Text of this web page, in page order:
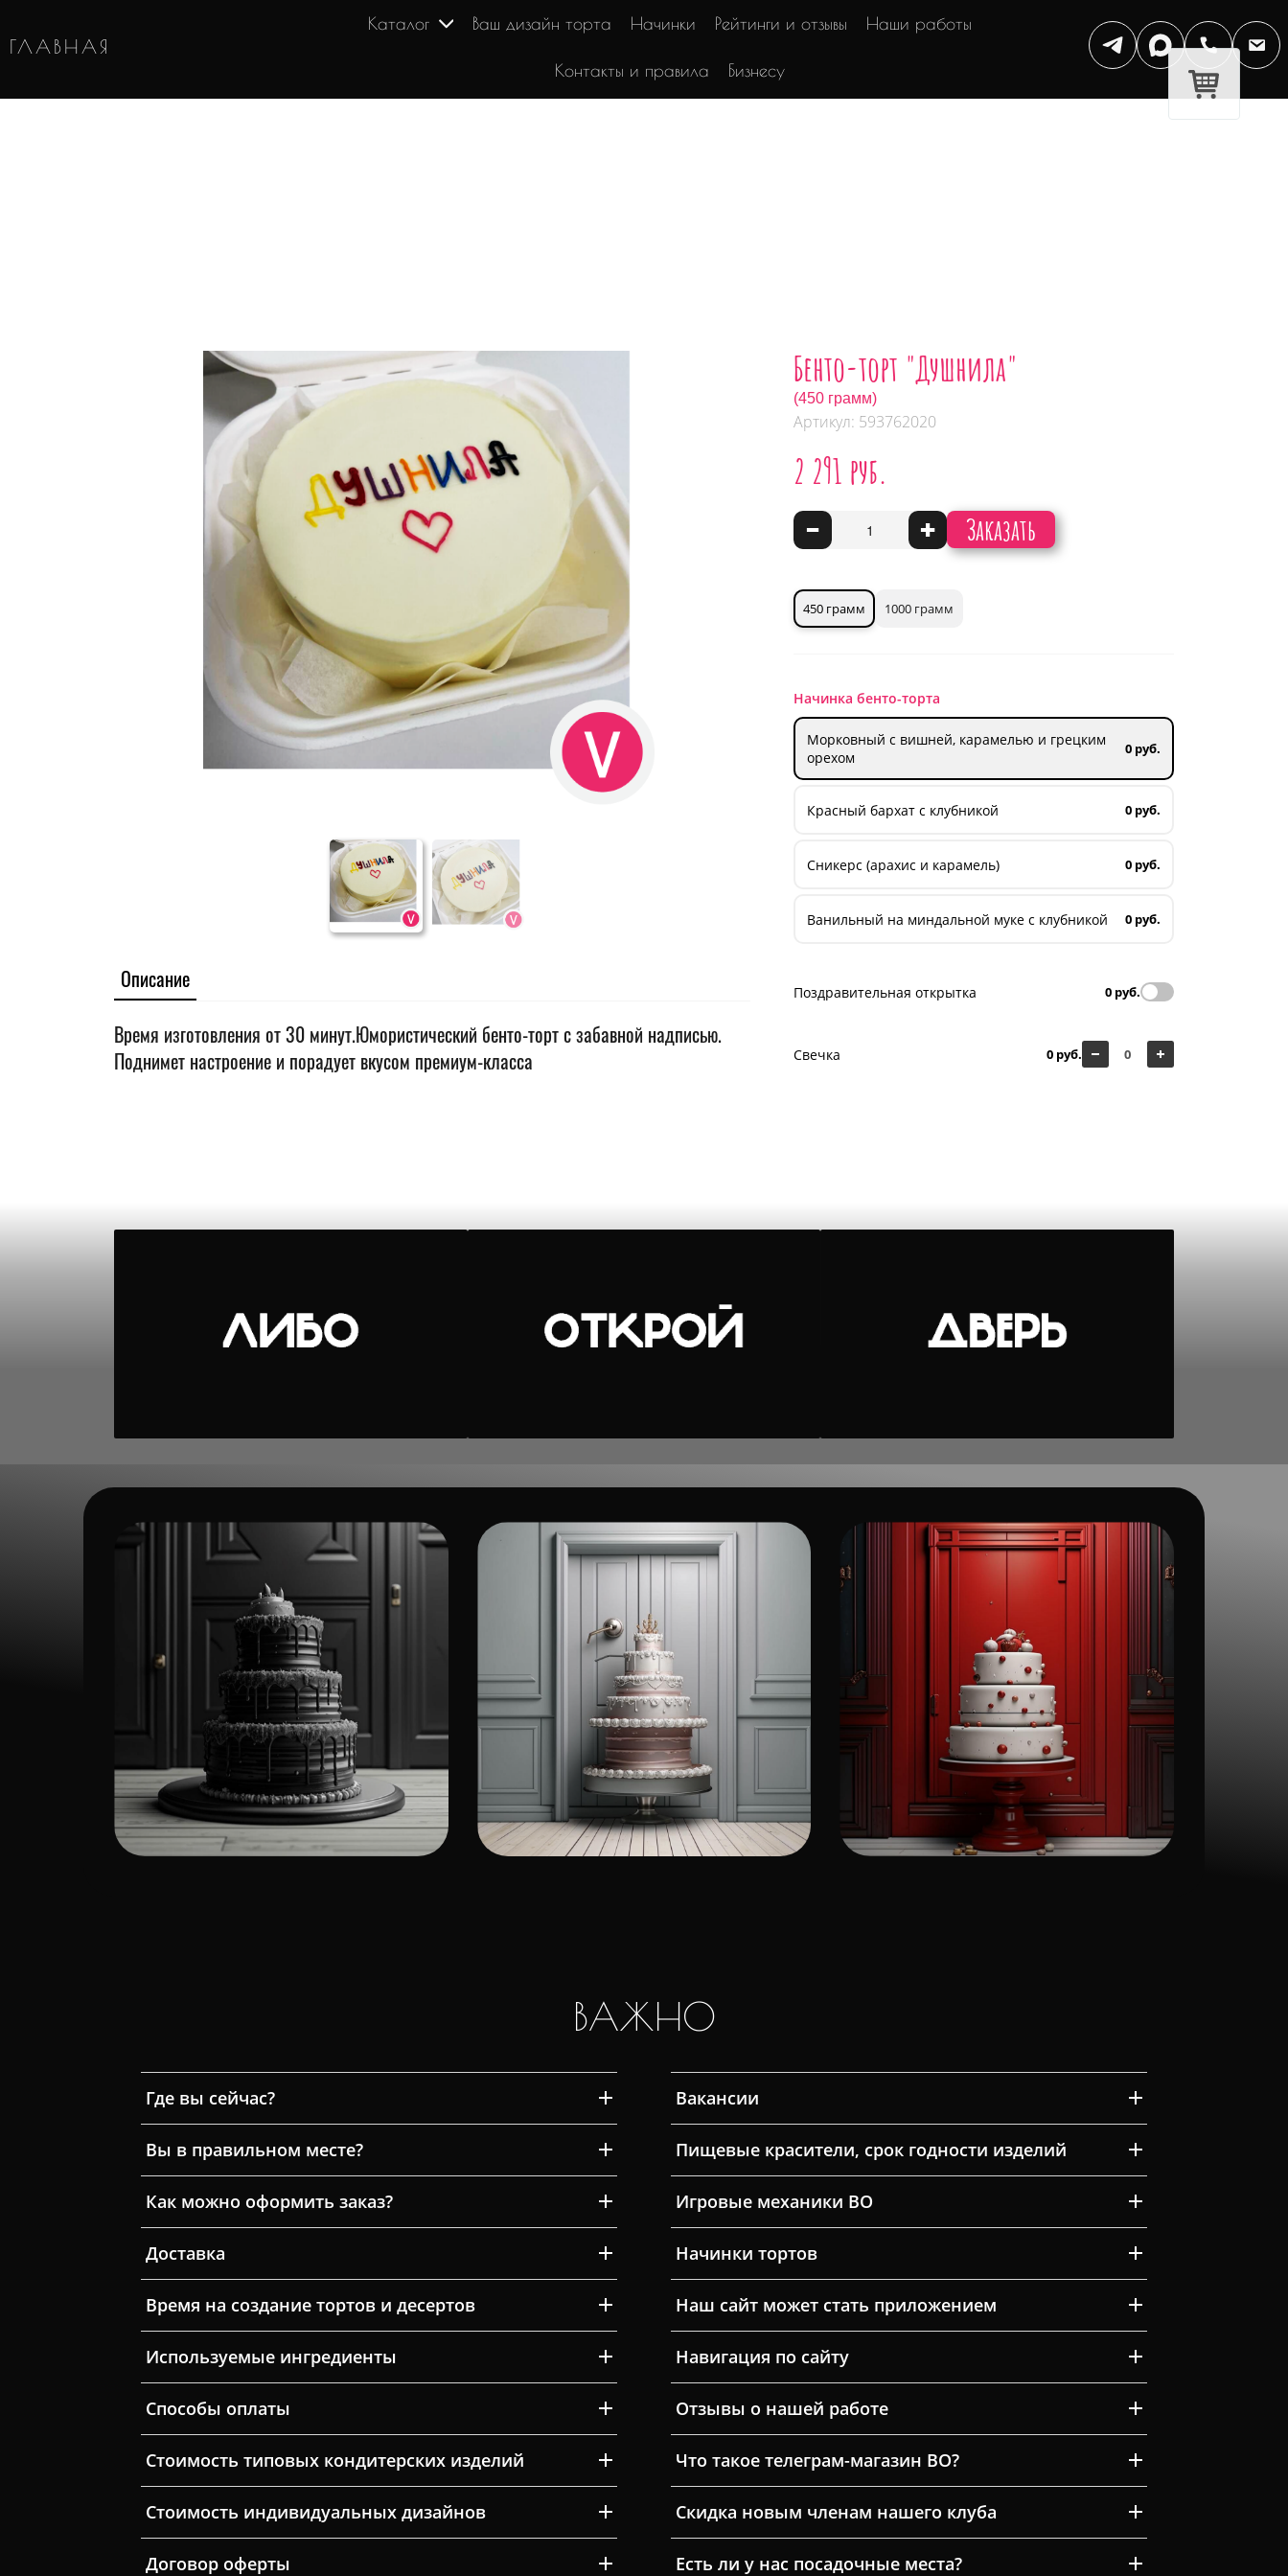
ГЛАВНАЯ
Каталог Ваш дизайн торта Начинки Рейтинги и отзывы Наши работы
Контакты и правила Бизнесу
Бенто-торт "Душнила"
(450 грамм)
Артикул: 593762020
2 291 руб.
Заказать
- +
450 грамм 1000 грамм
Начинка бенто-торта
Морковный с вишней, карамелью и грецким
орехом
0 руб.
Красный бархат с клубникой 0 руб.
Сникерс (арахис и карамель) 0 руб.
Ванильный на миндальной муке с клубникой 0 руб.
Поздравительная открытка 0 руб.
Свечка 0 руб.
Описание
Время изготовления от 30 минут.Юмористический бенто-торт с забавной надписью.
Поднимет настроение и порадует вкусом премиум-класса
ВАЖНО
Где вы сейчас?
Вы в правильном месте?
Как можно оформить заказ?
Доставка
Время на создание тортов и десертов
Используемые ингредиенты
Способы оплаты
Стоимость типовых кондитерских изделий
Стоимость индивидуальных дизайнов
Договор оферты
Вакансии
Пищевые красители, срок годности изделий
Игровые механики ВО
Начинки тортов
Наш сайт может стать приложением
Навигация по сайту
Отзывы о нашей работе
Что такое телеграм-магазин ВО?
Скидка новым членам нашего клуба
Есть ли у нас посадочные места?